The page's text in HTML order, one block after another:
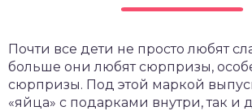
Почти все дети не просто любят
больше они любят сюрпризы,
сюрпризы. Под этой маркой
«яйца» с подарками внутри, так и